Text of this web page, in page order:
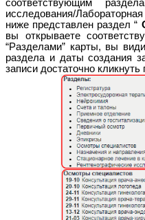
соответствующим
исследования/
ниже представлен раздел “
вы открываете
“Разделами” карты, вы
раздела и даты создания
записи достаточно